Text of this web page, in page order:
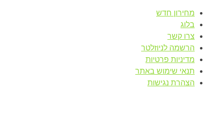
מחירון חדש
בלוג
צרו קשר
הרשמה לניוזלטר
מדיניות פרטיות
תנאי שימוש באתר
הצהרת נגישות